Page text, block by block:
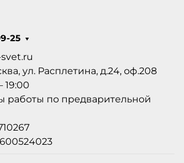
25
ул. Расплетина, д.24, оф.208
19:00
работы по предварительной